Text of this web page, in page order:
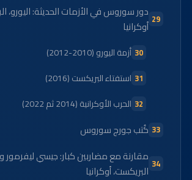
دور سوروس في الأزمات الحديثة: اليورو،
أوكرانيا
أزمة اليورو (2010-2012)
استفتاء البريكست (2016)
الحرب الأوكرانية (2014 ثم 2022)
كُتب جورج سوروس
مقارنة مع مضاربين كبار: جيسي ليفرمور
البريكست، أوكرانيا